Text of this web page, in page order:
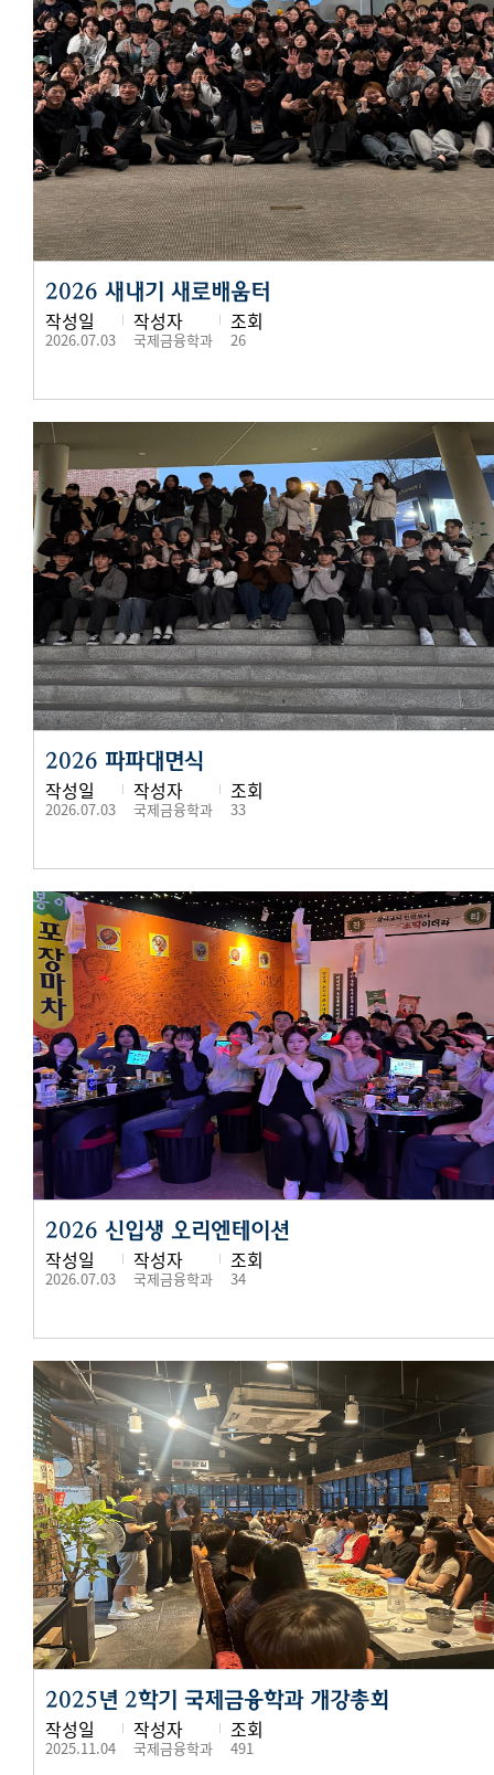
2026 새내기 새로배움터
작성일
2026.07.03
작성자
국제금융학과
조회
26
2026 파파대면식
작성일
2026.07.03
작성자
국제금융학과
조회
33
2026 신입생 오리엔테이션
작성일
2026.07.03
작성자
국제금융학과
조회
34
2025년 2학기 국제금융학과 개강총회
작성일
2025.11.04
작성자
국제금융학과
조회
491